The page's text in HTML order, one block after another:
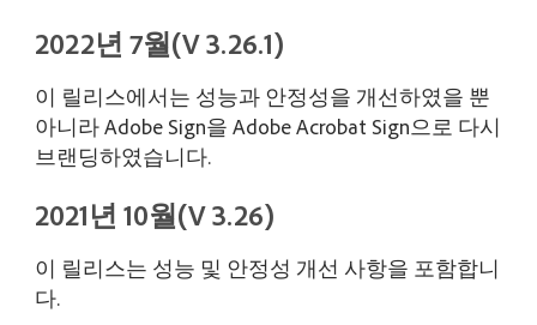
2022년 7월(V 3.26.1)
이 릴리스에서는 성능과 안정성을 개선하였을 뿐
아니라 Adobe Sign을 Adobe Acrobat Sign으로 다시
브랜딩하였습니다.
2021년 10월(V 3.26)
이 릴리스는 성능 및 안정성 개선 사항을 포함합니
다.